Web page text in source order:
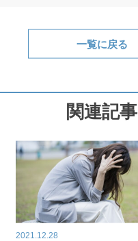
一覧に戻る
関連記事
2021.12.28